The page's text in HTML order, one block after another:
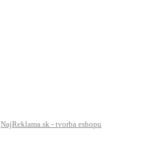
NajReklama.sk - tvorba eshopu